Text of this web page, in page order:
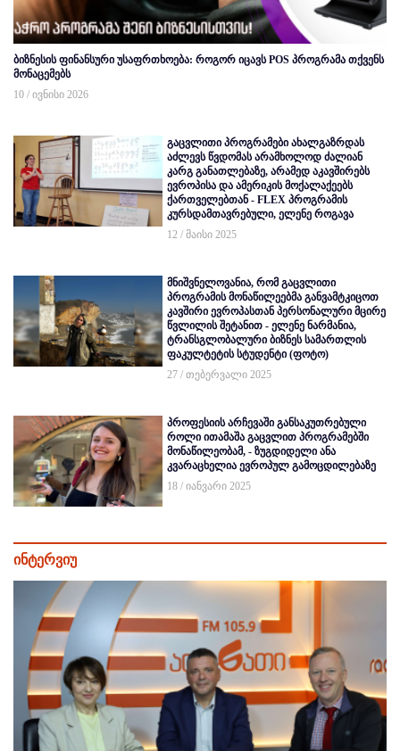
ბიზნესის ფინანსური უსაფრთხოება: როგორ იცავს POS პროგრამა თქვენს
მონაცემებს
10 / ივნისი 2026
გაცვლითი პროგრამები ახალგაზრდას
აძლევს წვდომას არამხოლოდ ძალიან
კარგ განათლებაზე, არამედ აკავშირებს
ევროპისა და ამერიკის მოქალაქეებს
ქართველებთან - FLEX პროგრამის
კურსდამთავრებული, ელენე როგავა
12 / მაისი 2025
მნიშვნელოვანია, რომ გაცვლითი
პროგრამის მონაწილეებმა განვამტკიცოთ
კავშირი ევროპასთან პერსონალური მცირე
წვლილის შეტანით - ელენე ნარმანია,
ტრანსგლობალური ბიზნეს სამართლის
ფაკულტეტის სტუდენტი (ფოტო)
27 / თებერვალი 2025
პროფესიის არჩევაში განსაკუთრებული
როლი ითამაშა გაცვლით პროგრამებში
მონაწილეობამ, - ზუგდიდელი ანა
კვარაცხელია ევროპულ გამოცდილებაზე
18 / იანვარი 2025
ინტერვიუ